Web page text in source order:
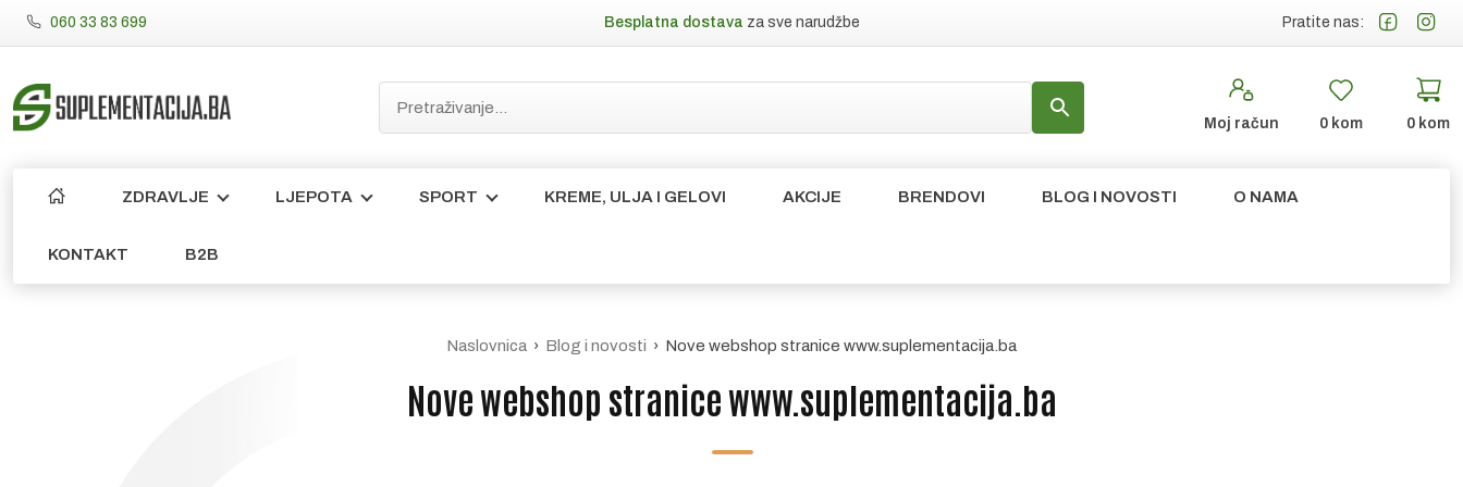
060 33 83 699 Besplatna dostava za sve narudžbe Pratite nas:
Moj račun 0 kom 0 kom
ZDRAVLJE LJEPOTA SPORT KREME, ULJA I GELOVI AKCIJE BRENDOVI BLOG I NOVOSTI O NAMA
KONTAKT B2B
Naslovnica › Blog i novosti › Nove webshop stranice www.suplementacija.ba
Nove webshop stranice www.suplementacija.ba